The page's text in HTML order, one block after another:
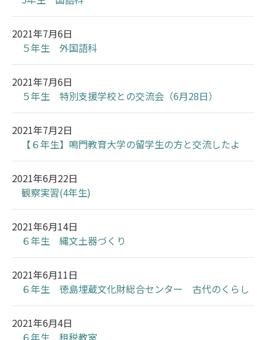
2021年7月6日
５年生 外国語科
2021年7月6日
５年生 特別支援学校との交流会（6月28日）
2021年7月2日
【６年生】鳴門教育大学の留学生の方と交流したよ
2021年6月22日
観察実習(4年生)
2021年6月14日
６年生 縄文土器づくり
2021年6月11日
６年生 徳島埋蔵文化財総合センター 古代のくらし
2021年6月4日